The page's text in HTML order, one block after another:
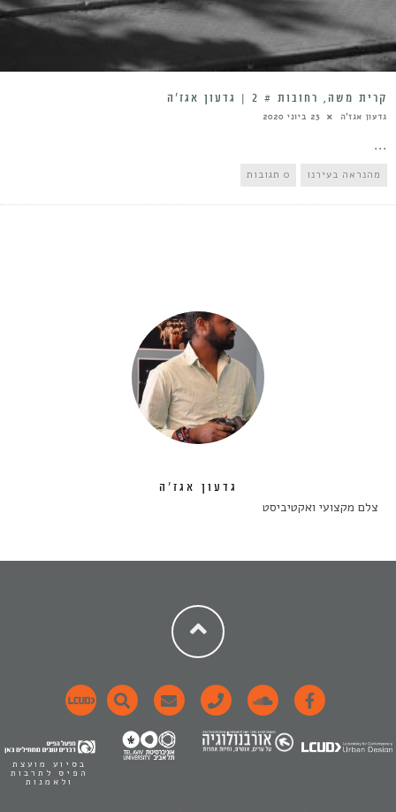
קרית משה, רחובות # 2 | גדעון אגז’ה
גדעון אגז'ה 23 ביוני 2020
...
מהנראה בעירנו 0 תגובות
גדעון אגז'ה
צלם מקצועי ואקטיביסט
בסיוע מועצת
הפיס לתרבות
ולאמנות